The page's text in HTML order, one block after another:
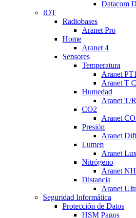
Datacom
IOT
Radiobases
Aranet Pro
Home
Aranet 4
Sensores
Temperatura
Aranet
Aranet T
Humedad
Aranet T/
CO2
Aranet
Presión
Aranet
Lumen
Aranet
Nitrógeno
Aranet
Distancia
Aranet
Seguridad Informática
Protección de Datos
HSM Pagos